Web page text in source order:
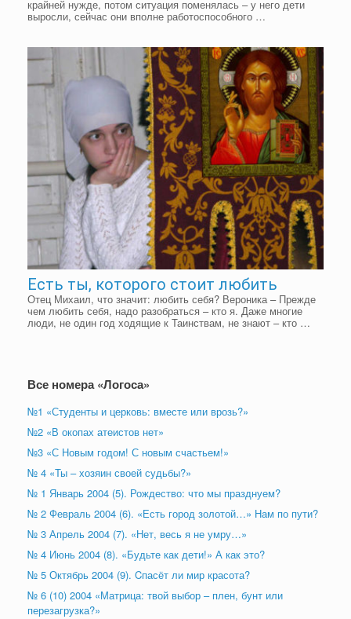
крайней нужде, потом ситуация поменялась – у него дети
выросли, сейчас они вполне работоспособного …
Есть ты, которого стоит любить
Отец Михаил, что значит: любить себя? Вероника – Прежде
чем любить себя, надо разобраться – кто я. Даже многие
люди, не один год ходящие к Таинствам, не знают – кто …
Все номера «Логоса»
№1 «Студенты и церковь: вместе или врозь?»
№2 «В окопах атеистов нет»
№3 «С Новым годом! С новым счастьем!»
№ 4 «Ты – хозяин своей судьбы?»
№ 1 Январь 2004 (5). Рождество: что мы празднуем?
№ 2 Февраль 2004 (6). «Есть город золотой…» Нам по пути?
№ 3 Апрель 2004 (7). «Нет, весь я не умру…»
№ 4 Июнь 2004 (8). «Будьте как дети!» А как это?
№ 5 Октябрь 2004 (9). Cпасёт ли мир красота?
№ 6 (10) 2004 «Матрица: твой выбор – плен, бунт или
перезагрузка?»